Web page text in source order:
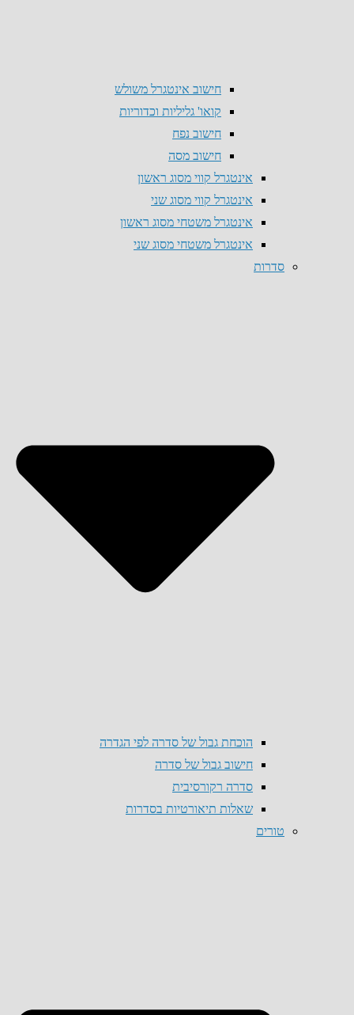
חישוב אינטגרל משולש
קואו' גליליות וכדוריות
חישוב נפח
חישוב מסה
אינטגרל קווי מסוג ראשון
אינטגרל קווי מסוג שני
אינטגרל משטחי מסוג ראשון
אינטגרל משטחי מסוג שני
סדרות
הוכחת גבול של סדרה לפי הגדרה
חישוב גבול של סדרה
סדרה רקורסיבית
שאלות תיאורטיות בסדרות
טורים